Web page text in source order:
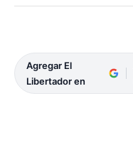
Agregar El
Libertador en